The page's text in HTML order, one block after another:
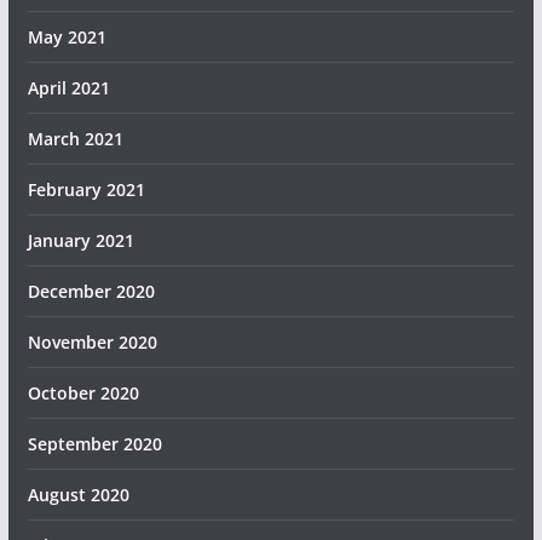
May 2021
April 2021
March 2021
February 2021
January 2021
December 2020
November 2020
October 2020
September 2020
August 2020